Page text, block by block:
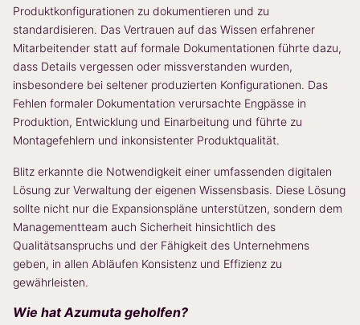
Produktkonfigurationen zu dokumentieren und zu
standardisieren. Das Vertrauen auf das Wissen erfahrener
Mitarbeitender statt auf formale Dokumentationen führte dazu,
dass Details vergessen oder missverstanden wurden,
insbesondere bei seltener produzierten Konfigurationen. Das
Fehlen formaler Dokumentation verursachte Engpässe in
Produktion, Entwicklung und Einarbeitung und führte zu
Montagefehlern und inkonsistenter Produktqualität.
Blitz erkannte die Notwendigkeit einer umfassenden digitalen
Lösung zur Verwaltung der eigenen Wissensbasis. Diese Lösung
sollte nicht nur die Expansionspläne unterstützen, sondern dem
Managementteam auch Sicherheit hinsichtlich des
Qualitätsanspruchs und der Fähigkeit des Unternehmens
geben, in allen Abläufen Konsistenz und Effizienz zu
gewährleisten.
Wie hat Azumuta geholfen?